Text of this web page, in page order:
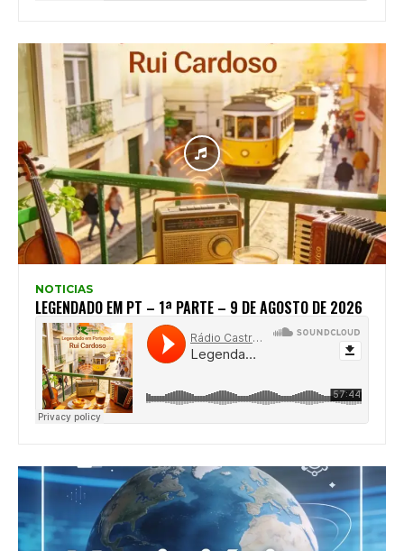
NOTICIAS
LEGENDADO EM PT – 1ª PARTE – 9 DE AGOSTO DE 2026